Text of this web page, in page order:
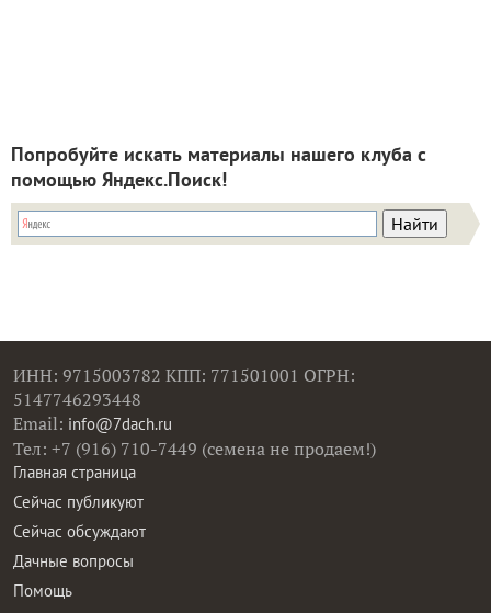
Попробуйте искать материалы нашего клуба с
помощью Яндекс.Поиск!
ИНН: 9715003782 КПП: 771501001 ОГРН:
5147746293448
Email: info@7dach.ru
Тел: +7 (916) 710-7449 (семена не продаем!)
Главная страница
Сейчас публикуют
Сейчас обсуждают
Дачные вопросы
Помощь